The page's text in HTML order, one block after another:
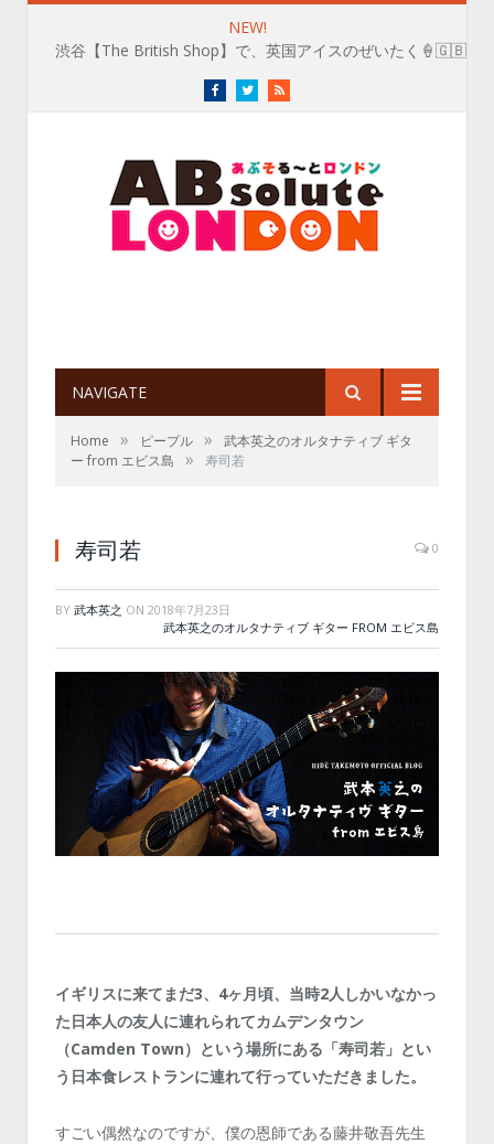
NEW!
渋谷【The British Shop】で、英国アイスのぜいたく🍦🇬🇧
FacebookTwitterRSS
NAVIGATE
Home » ピープル »
武本英之のオルタナティブ ギタ
ー from エビス島
» 寿司若
寿司若 0
BY 武本英之 ON 2018年7月23日
武本英之のオルタナティブ ギター FROM エビス島
イギリスに来てまだ3、4ヶ月頃、当時2人しかいなかっ
た日本人の友人に連れられてカムデンタウン
（Camden Town）という場所にある「寿司若」とい
う日本食レストランに連れて行っていただきました。
すごい偶然なのですが、僕の恩師である藤井敬吾先生